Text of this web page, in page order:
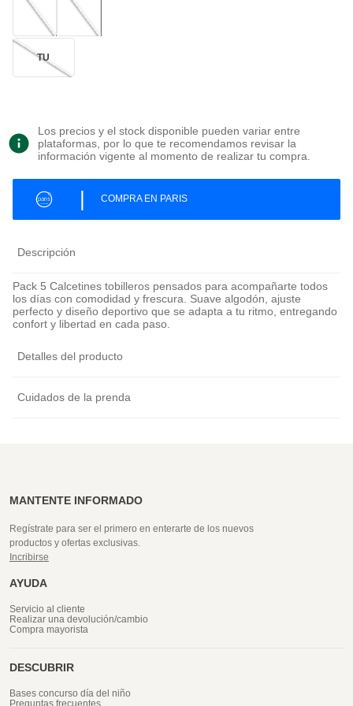
TU
Los precios y el stock disponible pueden variar entre
plataformas, por lo que te recomendamos revisar la
información vigente al momento de realizar tu compra.
| COMPRA EN PARIS
Descripción
Pack 5 Calcetines tobilleros pensados para acompañarte todos
los días con comodidad y frescura. Suave algodón, ajuste
perfecto y diseño deportivo que se adapta a tu ritmo, entregando
confort y libertad en cada paso.
Detalles del producto
Cuidados de la prenda
MANTENTE INFORMADO
Regístrate para ser el primero en enterarte de los nuevos
productos y ofertas exclusivas.
Incribirse
AYUDA
Servicio al cliente
Realizar una devolución/cambio
Compra mayorista
DESCUBRIR
Bases concurso día del niño
Preguntas frecuentes